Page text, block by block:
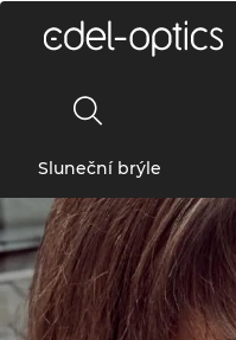
Sluneční brýle